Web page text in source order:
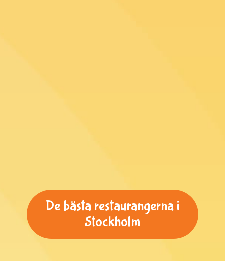
De bästa restaurangerna i
Stockholm